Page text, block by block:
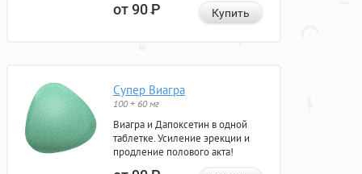
от 90Р Купить
Супер Виагра
100 + 60 мг
Виагра и Дапоксетин в одной
таблетке. Усиление эрекции и
продление полового акта!